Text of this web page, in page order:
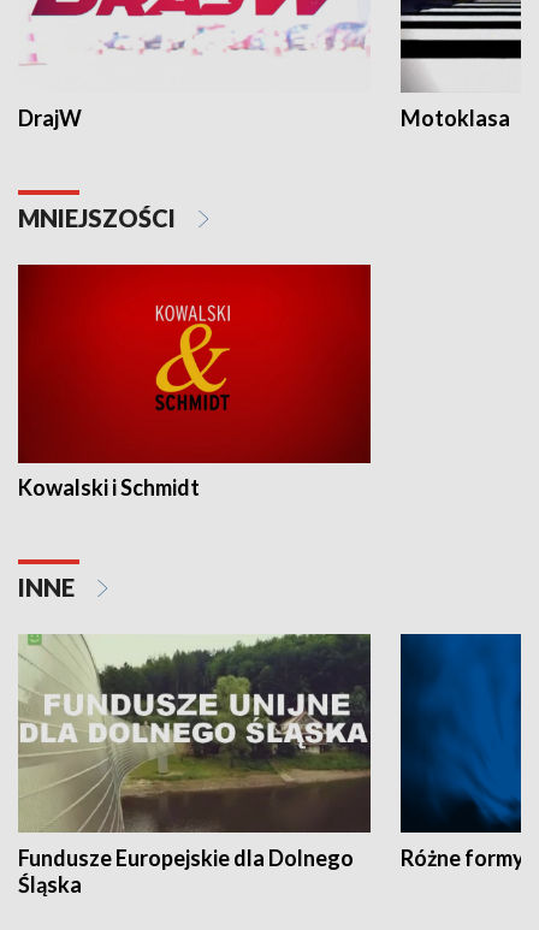
DrajW Motoklasa
MNIEJSZOŚCI
Kowalski i Schmidt
INNE
Fundusze Europejskie dla Dolnego
Śląska
Różne formy